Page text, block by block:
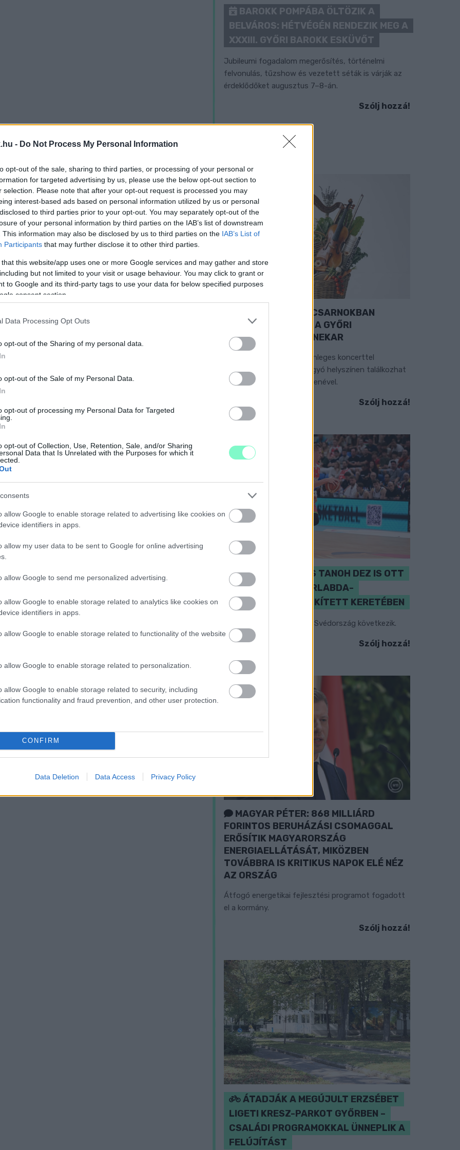
- Do Not Process My Personal Information
opt-out of the sale, sharing to third parties, or processing of your personal or
for targeted advertising by us, please use the below opt-out section to
selection. Please note that after your opt-out request is processed you may
interest-based ads based on personal information utilized by us or personal
to third parties prior to your opt-out. You may separately opt-out of the
of your personal information by third parties on the IAB’s list of downstream
This information may also be disclosed by us to third parties on the IAB’s List of
Participants that may further disclose it to other third parties.
that this website/app uses one or more Google services and may gather and store
but not limited to your visit or usage behaviour. You may click to grant or
to Google and its third-party tags to use your data for below specified purposes
consent section.
Data Processing Opt Outs
opt-out of the Sharing of my personal data.
opt-out of the Sale of my Personal Data.
opt-out of processing my Personal Data for Targeted
opt-out of Collection, Use, Retention, Sale, and/or Sharing
Data that Is Unrelated with the Purposes for which it
allow Google to enable storage related to advertising like cookies on
identifiers in apps.
allow my user data to be sent to Google for online advertising
allow Google to send me personalized advertising.
allow Google to enable storage related to analytics like cookies on
identifiers in apps.
allow Google to enable storage related to functionality of the website
allow Google to enable storage related to personalization.
allow Google to enable storage related to security, including
functionality and fraud prevention, and other user protection.
CONFIRM
Data Deletion Data Access Privacy Policy
BAROKK POMPÁBA ÖLTÖZIK A
BELVÁROS: HÉTVÉGÉN RENDEZIK MEG A
XXXIII. GYŐRI BAROKK ESKÜVŐT
Jubileumi fogadalom megerősítés, történelmi
felvonulás, tűzshow és vezetett séták is várják az
érdeklődőket augusztus 7–8-án.
Szólj hozzá!
EXTRA: A VÁSÁRCSARNOKBAN
NYITJA ÚJ ÉVADÁT A GYŐRI
FILHARMONIKUS ZENEKAR
A „Zenélő piac” című különleges koncerttel
szeptember 7-én rendhagyó helyszínen találkozhat
a közönség a klasszikus zenével.
Szólj hozzá!
PERL, VÁRADI ÉS TANOH DEZ IS OTT
VAN A FÉRFI KOSÁRLABDA-
VÁLOGATOTT SZŰKÍTETT KERETÉBEN
Észtország, Szlovénia és Svédország következik.
Szólj hozzá!
MAGYAR PÉTER: 868 MILLIÁRD
FORINTOS BERUHÁZÁSI CSOMAGGAL
ERŐSÍTIK MAGYARORSZÁG
ENERGIAELLÁTÁSÁT, MIKÖZBEN
TOVÁBBRA IS KRITIKUS NAPOK ELÉ NÉZ
AZ ORSZÁG
Átfogó energetikai fejlesztési programot fogadott
el a kormány.
Szólj hozzá!
ÁTADJÁK A MEGÚJULT ERZSÉBET
LIGETI KRESZ-PARKOT GYŐRBEN –
CSALÁDI PROGRAMOKKAL ÜNNEPLIK A
FELÚJÍTÁST